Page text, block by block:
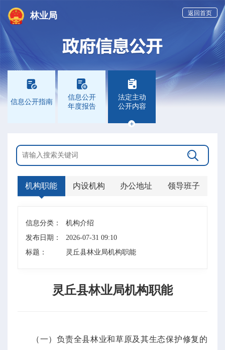
林业局 返回首页

信息公开指南

信息公开
年度报告

法定主动
公开内容


机构职能 内设机构 办公地址 领导班子
信息分类：
机构介绍
发布日期：
2026-07-31 09:10
标题：
灵丘县林业局机构职能
灵丘县林业局机构职能
（一）负责全县林业和草原及其生态保护修复的